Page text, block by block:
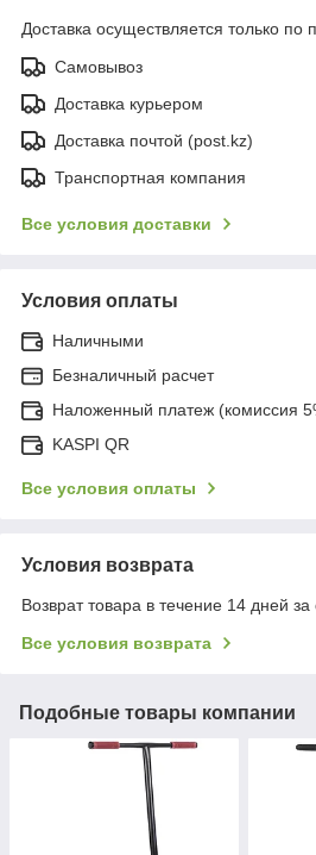
Доставка осуществляется только по
Самовывоз
Доставка курьером
Доставка почтой (post.kz)
Транспортная компания
Все условия доставки
Условия оплаты
Наличными
Безналичный расчет
Наложенный платеж (комиссия
KASPI QR
Все условия оплаты
Условия возврата
Возврат товара в течение 14 дней за
Все условия возврата
Подобные товары компании